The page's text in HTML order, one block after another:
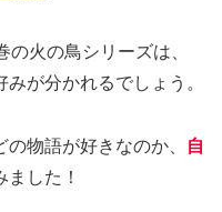
火の鳥シリーズは、
が分かれるでしょう。
物語が好きなのか、
自
ました！